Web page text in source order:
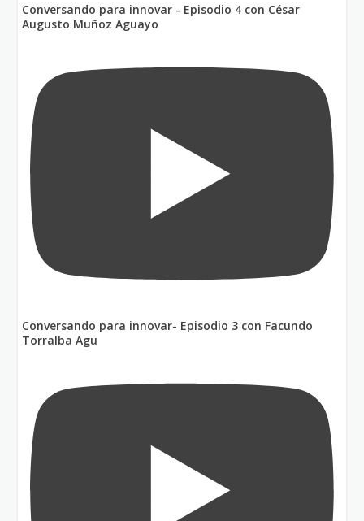
Conversando para innovar - Episodio 4 con César
Augusto Muñoz Aguayo
Conversando para innovar- Episodio 3 con Facundo
Torralba Agu